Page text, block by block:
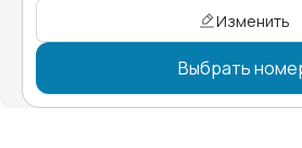
Изменить
Выбрать